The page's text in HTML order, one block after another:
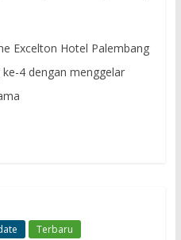
Excelton Hotel Palembang
4 dengan menggelar
Terbaru